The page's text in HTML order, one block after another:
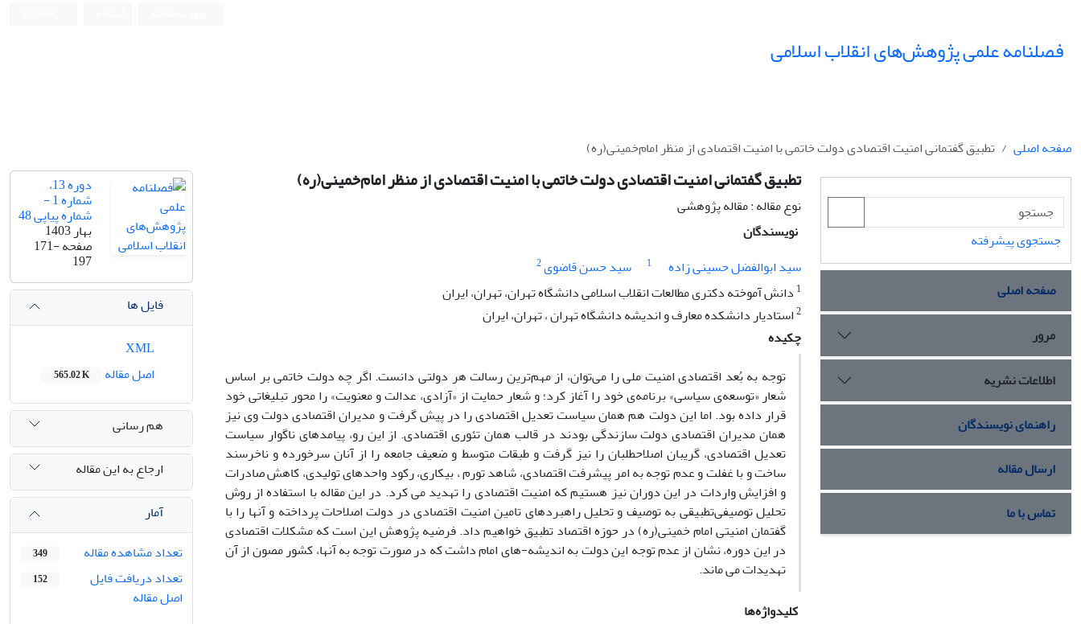
فصلنامه علمی پژوهش‌های انقلاب اسلامی
صفحه اصلی تطبیق گفتمانی امنیت اقتصادی دولت خاتمی با امنیت اقتصادی از منظر امام‌خمینی(ره)
تطبیق گفتمانی امنیت اقتصادی دولت خاتمی با امنیت اقتصادی از منظر امام‌خمینی(ره)
نوع مقاله : مقاله پژوهشی
نویسندگان
سید ابوالفضل حسینی زاده
1 سید حسن قاضوی2
1 دانش آموخته دکتری مطالعات انقلاب اسلامی دانشگاه تهران، تهران، ایران
2استادیار دانشکده معارف و اندیشه دانشگاه تهران ، تهران، ایران
چکیده
توجه به بُعد اقتصادی امنیت ‌‌ملی را می‌توان، از مهم‌ترین رسالت هر دولتی دانست. اگر چه دولت خاتمی بر اساس
شعار «توسعه‌ی سیاسی» برنامه‌ی خود را آغاز کرد؛ و شعار حمایت از «آزادی، عدالت و معنویت» را محور‎ تبلیغاتی خود
قرار داده بود. اما این دولت هم همان سیاست تعدیل اقتصادی را در پیش گرفت و مدیران اقتصادی دولت وی نیز
همان مدیران اقتصادی دولت سازندگی بودند در قالب همان تئوری اقتصادی. از این‏ رو، پیامدهای ناگوار سیاست
تعدیل اقتصادی، گریبان اصلاح‏طلبان را نیز گرفت و طبقات متوسط و ضعیف جامعه را از آنان سرخورده و ناخرسند
ساخت و با غفلت و عدم توجه به امر پیشرفت اقتصادی، شاهد تورم ، بیکاری، رکود واحد‎های تولیدی، کاهش صادرات
و افزایش واردات در این دوران نیز هستیم که امنیت اقتصادی را تهدید می کرد. در این مقاله با استفاده از روش
تحلیل توصیفی‌‌تطبیقی به توصیف و تحلیل راهبردهای تامین امنیت اقتصادی در دولت اصلاحات پرداخته و آنها را با
گفتمان امنیتی امام‌ خمینی(ره) در حوزه اقتصاد تطبیق خواهیم داد. فرضیه پژوهش این است که مشکلات اقتصادی
در این دوره، نشان از عدم توجه این دولت به اندیشه-های امام داشت که در صورت توجه به آنها، کشور مصون از آن
تهدیدات می ماند.
کلیدواژه‌ها
دوره 13،
شماره 1 -
شماره پیاپی 48
بهار 1403
صفحه171-
197
فایل ها
اصل مقاله
565.02 K
هم رسانی
ارجاع به این مقاله
آمار
تعداد مشاهده مقاله
349
تعداد دریافت فایل
اصل مقاله
152
جستجوی پیشرفته
صفحه اصلی
مرور
اطلاعات نشریه
راهنمای نویسندگان
ارسال مقاله
تماس با ما